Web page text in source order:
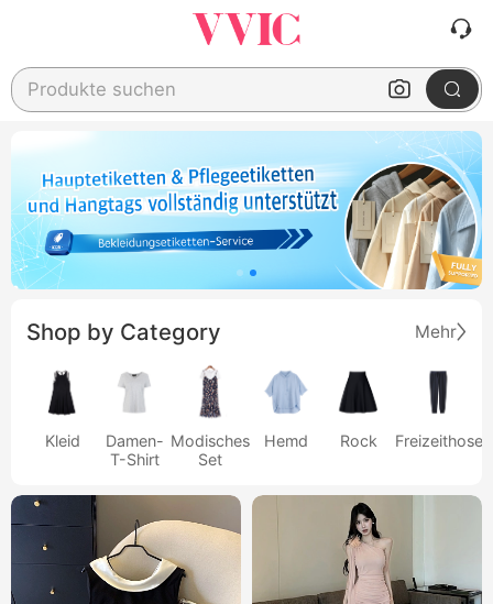
Produkte suchen
Shop by Category Mehr
Kleid
Damen-
T-Shirt
Modisches
Set
Hemd Rock Freizeithose